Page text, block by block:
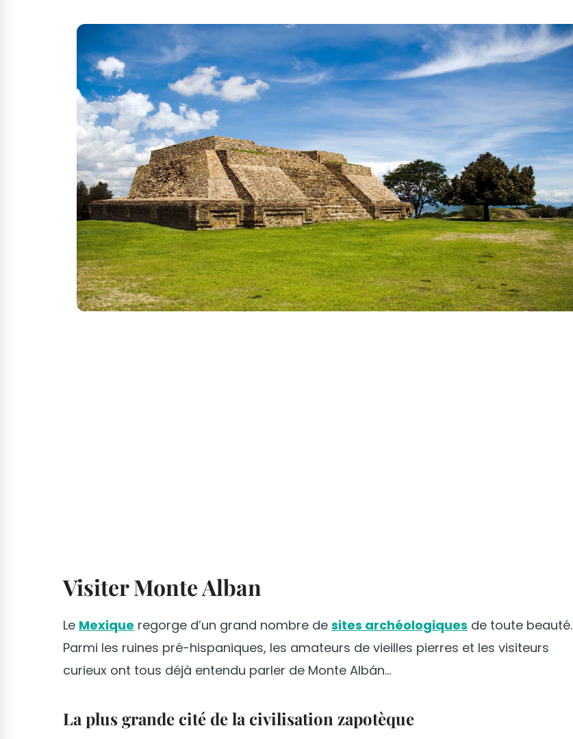
Visiter Monte Alban
Le Mexique regorge d’un grand nombre de sites archéologiques de toute beauté.
Parmi les ruines pré-hispaniques, les amateurs de vieilles pierres et les visiteurs
curieux ont tous déjà entendu parler de Monte Albán...
La plus grande cité de la civilisation zapotèque